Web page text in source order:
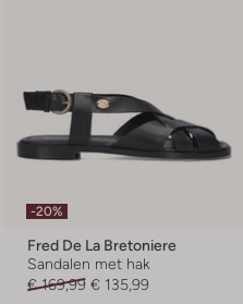
-20%
Fred De La Bretoniere
Sandalen met hak
€ 169,99 € 135,99